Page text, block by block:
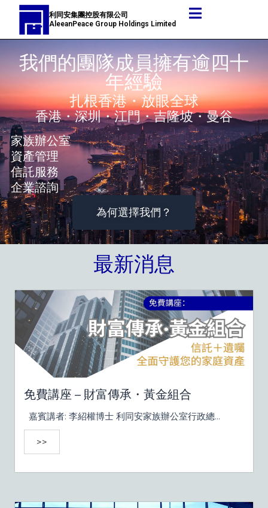
利同安集團控股有限公司
AleeanPeace Group Holdings Limited
我們的團隊成員擁有逾四十
年經驗
扎根香港・放眼全球
香港・深圳・江門・吉隆坡・曼谷
家族辦公室
資產管理
信託服務
企業諮詢
為何選擇我們？
最新消息
免費講座 – 財富傳承・黃金組合
嘉賓講者: 李紹權博士 利同安家族辦公室行政總...
>>